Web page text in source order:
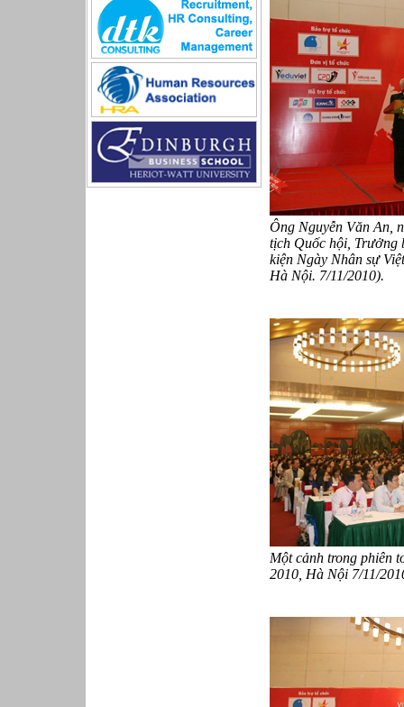
Sản xuất game online
Sở hữu công nghiệp
Tài chính
Thiết kế
Tiếp thị
Tổ chức Sản xuất
Truyền thông
Truyền thông, PR
Tư vấn
Vật tư - Hậu cần
Ông Nguyễn Văn An,
tịch Quốc hội, Trưởng
kiện Ngày Nhân sự
Hà Nội. 7/11/2010).
Một cảnh trong phiên
2010, Hà Nội 7/11/